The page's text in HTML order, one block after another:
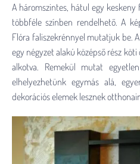
A háromszintes, hátul egy
többféle színben rendelhető. A
Flóra faliszekrénnyel mutatjuk be.
egy négyzet alakú középső rész
alkotva. Remekül mutat
elhelyezhetünk egymás alá,
dekorációs elemek lesznek